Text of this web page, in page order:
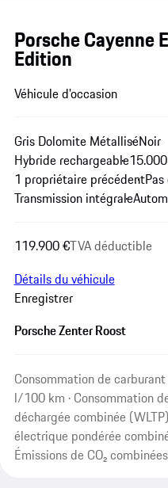
Porsche Cayenne
Edition
Véhicule d'occasion
Gris Dolomite MétalliséNoir
Hybride rechargeable
1 propriétaire précédent
Transmission intégrale
119.900 €TVA déductible
Détails du véhicule
Enregistrer
Porsche Zenter Roost
Consommation de
l/100 km · Consommation
déchargée combinée
électrique pondérée
Émissions de CO₂